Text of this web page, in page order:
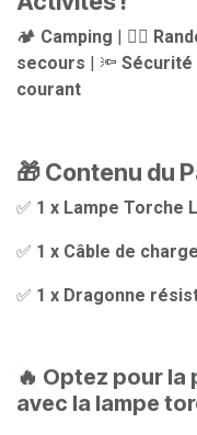
🏕️ Camping | 🚶‍♂️
secours | 🔦 Sécurité
courant
🎁 Contenu du
✅ 1 x Lampe Torche
✅ 1 x Câble de
✅ 1 x Dragonne
🔥 Optez pour
avec la lampe